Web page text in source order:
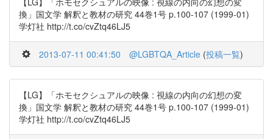
換」国文学 解釈と教材の研究 44巻1号 p.100-107 (1999-01)
学灯社 http://t.co/cvZtq46LJ5
2013-07-11 00:41:50 @LGBTQA_Article (投稿一覧)
【LG】「ホモセクシュアルの映像 : 視線の内向の幻想の変
換」国文学 解釈と教材の研究 44巻1号 p.100-107 (1999-01)
学灯社 http://t.co/cvZtq46LJ5